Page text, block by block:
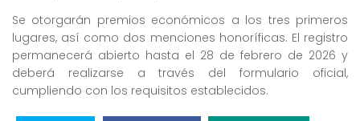
Se otorgarán premios económicos a los tres primeros
lugares, así como dos menciones honoríficas. El registro
permanecerá abierto hasta el 28 de febrero de 2026 y
deberá realizarse a través del formulario oficial,
cumpliendo con los requisitos establecidos.